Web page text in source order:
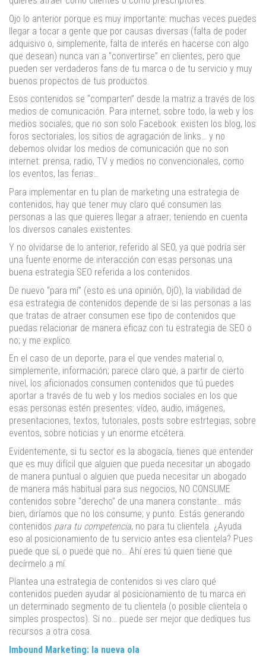
Ojo lo anterior porque es muy importante: muchas veces puedes
llegar a tocar a gente que por causas diversas (falta de poder
adquisivo o, simplemente, falta de interés en hacerse con algo
que desean) nunca van a “convertirse” en clientes, pero que
pueden ser verdaderos fans de tu marca o de tu servicio y muy
buenos propectos de tus productos.
Esos contenidos se “comparten” desde la matriz a través de los
medios de comunicación. Para internet, sobre todo, la web y los
medios sociales; que no son solo Facebook: existen los blog, los
foros sectoriales, los sitios de agragación de links… y no
debemos olvidar los medios de comunicación que no son
internet: prensa, radio, TV y medios no convencionales, como
los eventos, las ferias…
Para implementar en tu plan de marketing una estrategia de
contenidos, hay que tener muy claro qué consumen las
personas a las que quieres llegar a atraer; teniendo en cuenta
los diversos canales existentes.
Y no olvidarse de lo anterior, referido al SEO, ya que podría ser
una fuente enorme de interacción con esas personas una
buena estrategia SEO referida a los contenidos.
De nuevo “para mí” (esto es una opinión, OjO), la viabilidad de
esa estrategia de contenidos depende de si las personas a las
que tratas de atraer consumen ese tipo de contenidos que
puedas relacionar de manera eficaz con tu estrategia de SEO o
no; y me explico.
En el caso de un deporte, para el que vendes material o,
simplemente, información; parece claro que, a partir de cierto
nivel, los aficionados consumen contenidos que tú puedes
aportar a través de tu web y los medios sociales en los que
esas personas estén presentes: vídeo, audio, imágenes,
presentaciones, textos, tutoriales, posts sobre estrtegias, sobre
eventos, sobre noticias y un enorme etcétera.
Evidentemente, si tu sector es la abogacía, tienes que entender
que es muy difícil que alguien que pueda necesitar un abogado
de manera puntual o alguien que pueda necesitar un abogado
de manera más habitual para sus negocios, NO CONSUME
contenidos sobre “derecho” de una manera constante… más
bien, diríamos que no los consume; y punto. Estás generando
contenidos para tu competencia, no para tu clientela. ¿Ayuda
eso al posicionamiento de tu servicio antes esa clientela? Pues
puede que sí, o puede que no… Ahí eres tú quien tiene que
decírmelo a mí.
Plantea una estrategia de contenidos si ves claro qué
contenidos pueden ayudar al posicionamiento de tu marca en
un determinado segmento de tu clientela (o posible clientela o
simples prospectos). Si no… puede ser mejor que dediques tus
recursos a otra cosa.
Imbound Marketing: la nueva ola